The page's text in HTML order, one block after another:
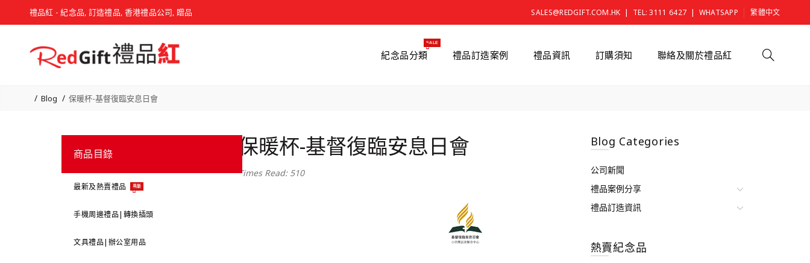
禮品紅 - 紀念品, 訂造禮品, 香港禮品公司, 贈品 SALES@REDGIFT.COM.HK | TEL: 3111 6427 | WHATSAPP 繁體中文
紀念品分類
SALE
禮品訂造案例 禮品資訊 訂購須知 聯絡及關於禮品紅
Blog 保暖杯-基督復臨安息日會
商品目錄
最新及熱賣禮品 最新
手機周邊禮品|轉換插頭
文具禮品|辦公室用品
保暖杯-基督復臨安息日會
Times Read: 510
Blog Categories
公司新聞
禮品案例分享
禮品訂造資訊
熱賣紀念品